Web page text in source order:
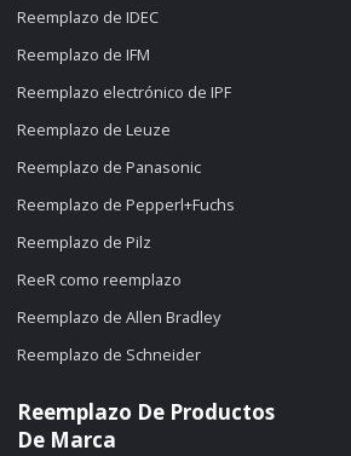
Reemplazo de IDEC
Reemplazo de IFM
Reemplazo electrónico de IPF
Reemplazo de Leuze
Reemplazo de Panasonic
Reemplazo de Pepperl+Fuchs
Reemplazo de Pilz
ReeR como reemplazo
Reemplazo de Allen Bradley
Reemplazo de Schneider
Reemplazo De Productos
De Marca